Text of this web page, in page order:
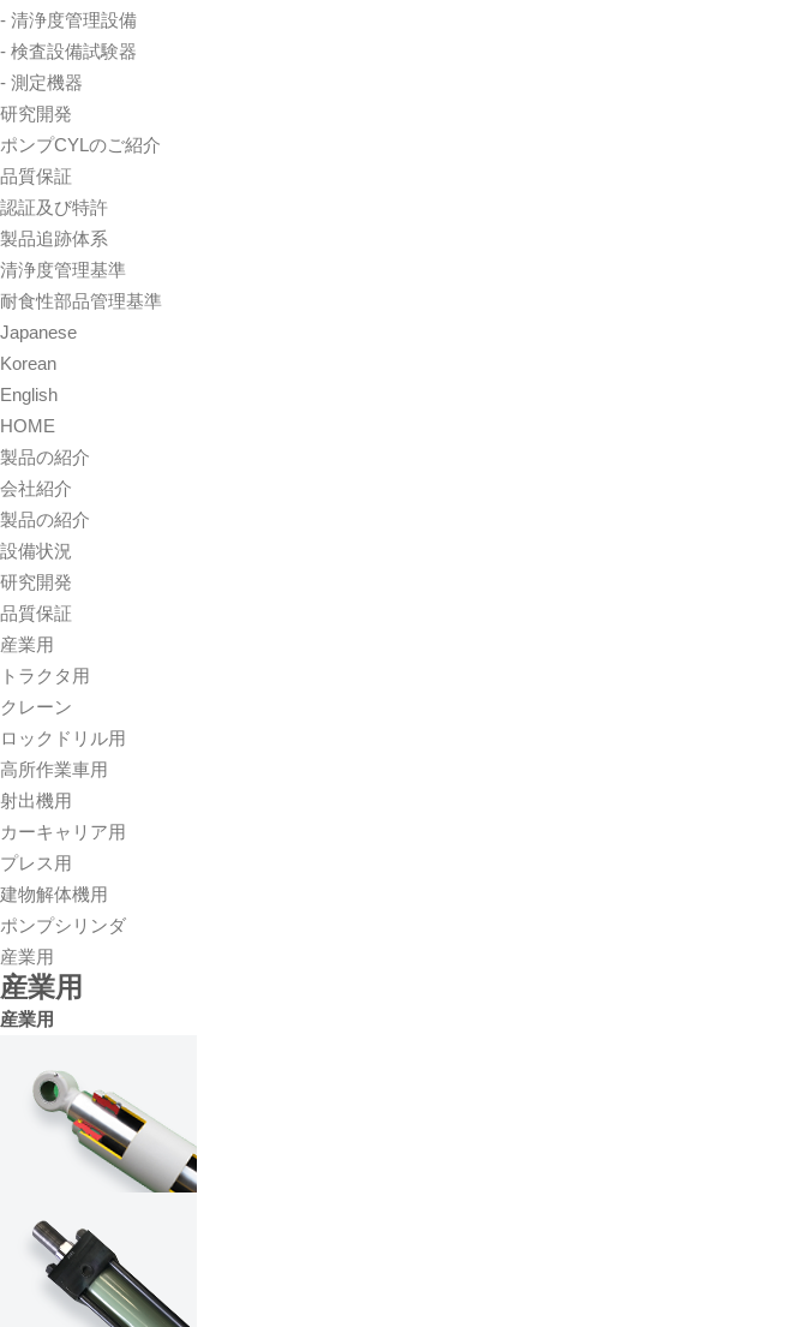
- 清浄度管理設備
- 検査設備試験器
- 測定機器
研究開発
ポンプCYLのご紹介
品質保証
認証及び特許
製品追跡体系
清浄度管理基準
耐食性部品管理基準
Japanese
Korean
English
HOME
製品の紹介
会社紹介
製品の紹介
設備状況
研究開発
品質保証
産業用
トラクタ用
クレーン
ロックドリル用
高所作業車用
射出機用
カーキャリア用
プレス用
建物解体機用
ポンプシリンダ
産業用
産業用
産業用